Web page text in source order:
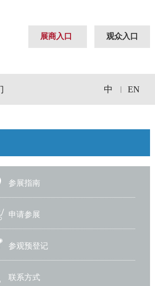
展商入口 观众入口
中 EN
参展指南
申请参展
参观预登记
联系方式